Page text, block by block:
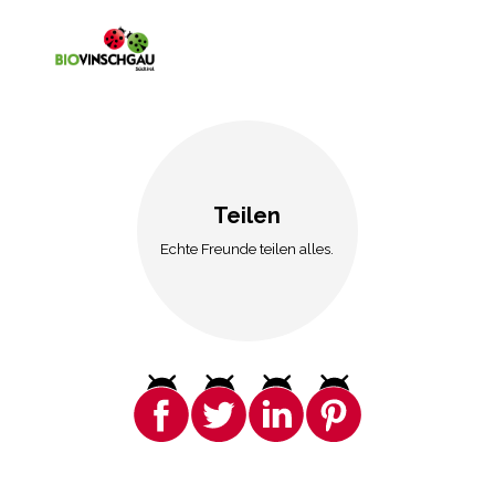
Teilen
Echte Freunde teilen alles.